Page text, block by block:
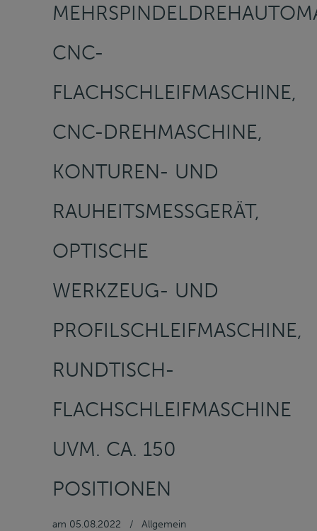
CNC-
FLACHSCHLEIFMASCHINE,
CNC-DREHMASCHINE,
KONTUREN- UND
RAUHEITSMESSGERÄT,
OPTISCHE
WERKZEUG- UND
PROFILSCHLEIFMASCHINE,
RUNDTISCH-
FLACHSCHLEIFMASCHINE
UVM. CA. 150
POSITIONEN
am 05.08.2022 /
Allgemein